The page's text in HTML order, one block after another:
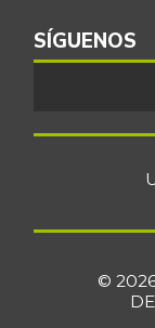
SÍGUENOS
©